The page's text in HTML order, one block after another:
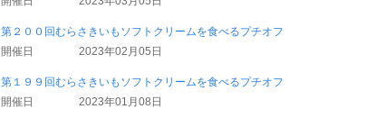
第２００回むらさきいもソフトクリームを食べるプチオフ
開催日
2023年02月05日
第１９９回むらさきいもソフトクリームを食べるプチオフ
開催日
2023年01月08日